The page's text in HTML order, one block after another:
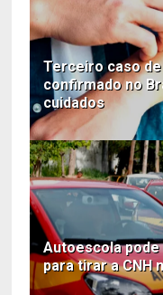
Terceiro caso
confirmado no
cuidados
Autoescola
para tirar a CNH